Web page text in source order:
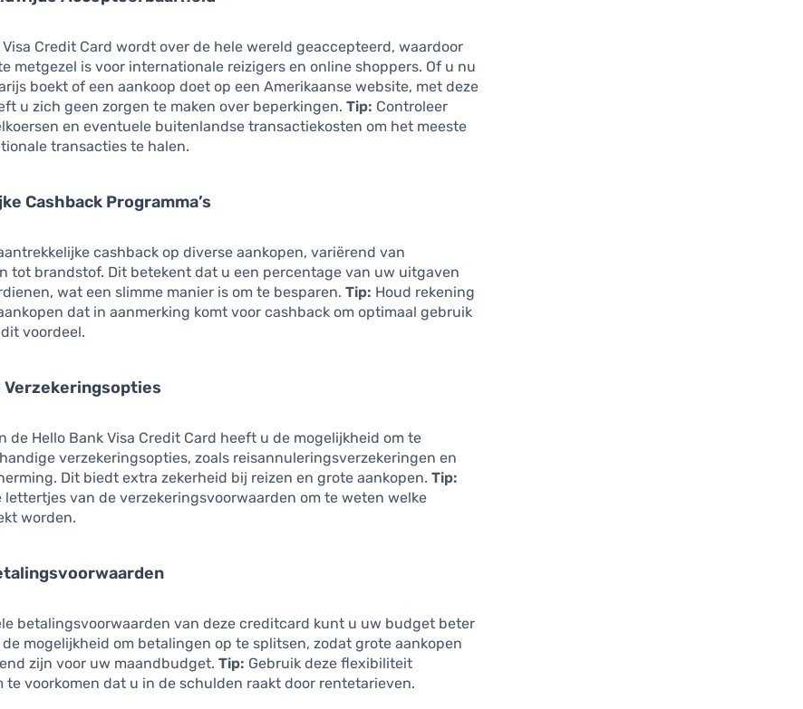
Visa Credit Card wordt over de hele wereld geaccepteerd, waardoor
metgezel is voor internationale reizigers en online shoppers. Of u nu
boekt of een aankoop doet op een Amerikaanse website, met deze
u zich geen zorgen te maken over beperkingen.Tip: Controleer
en eventuele buitenlandse transactiekosten om het meeste
transacties te halen.
Cashback Programma’s
cashback op diverse aankopen, variërend van
tot brandstof. Dit betekent dat u een percentage van uw uitgaven
wat een slimme manier is om te besparen.Tip: Houd rekening
dat in aanmerking komt voor cashback om optimaal gebruik
voordeel.
de Hello Bank Visa Credit Card heeft u de mogelijkheid om te
verzekeringsopties, zoals reisannuleringsverzekeringen en
Dit biedt extra zekerheid bij reizen en grote aankopen.Tip:
lettertjes van de verzekeringsvoorwaarden om te weten welke
worden.
betalingsvoorwaarden van deze creditcard kunt u uw budget beter
de mogelijkheid om betalingen op te splitsen, zodat grote aankopen
zijn voor uw maandbudget.Tip: Gebruik deze flexibiliteit
te voorkomen dat u in de schulden raakt door rentetarieven.